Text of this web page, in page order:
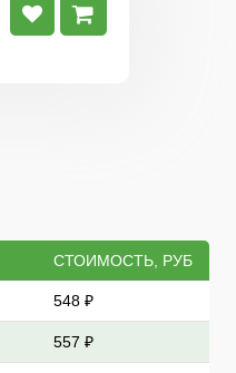
СТОИМОСТЬ, РУБ
548 ₽
557 ₽